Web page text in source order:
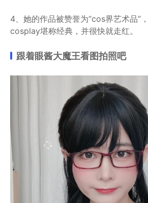
4、她的作品被赞誉为“cos界艺术品”
cosplay堪称经典，并很快就走红。
跟着眼酱大魔王看图拍照吧